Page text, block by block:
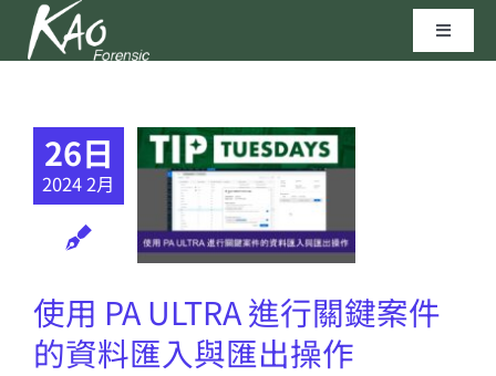
Skip
Toggle
資安實驗室
聯繫我們
高田科技©
26日
2024 2月
使用 PA ULTRA 進行關鍵案件
的資料匯入與匯出操作